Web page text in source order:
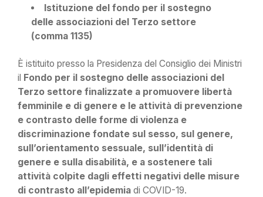
Istituzione del fondo per il sostegno
delle associazioni del Terzo settore
(comma 1135)
È istituito presso la Presidenza del Consiglio dei Ministri
il Fondo per il sostegno delle associazioni del
Terzo settore finalizzate a promuovere libertà
femminile e di genere e le attività di prevenzione
e contrasto delle forme di violenza e
discriminazione fondate sul sesso, sul genere,
sull’orientamento sessuale, sull’identità di
genere e sulla disabilità, e a sostenere tali
attività colpite dagli effetti negativi delle misure
di contrasto all’epidemia di COVID-19.